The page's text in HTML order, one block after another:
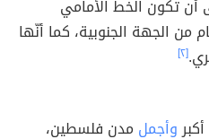
تكون الخط الأمامي
من الجهة الجنوبية، كما أنّها
[٢]
وأجمل مدن فلسطين،